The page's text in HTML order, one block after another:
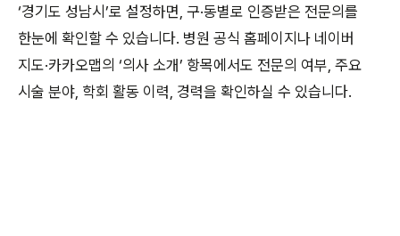
‘경기도 성남시’로 설정하면, 구·동별로 인증받은 전문의를
한눈에 확인할 수 있습니다. 병원 공식 홈페이지나 네이버
지도·카카오맵의 ‘의사 소개’ 항목에서도 전문의 여부, 주요
시술 분야, 학회 활동 이력, 경력을 확인하실 수 있습니다.